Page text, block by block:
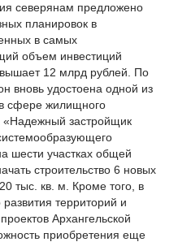
северянам предложено
планировок в
в самых
объем инвестиций
12 млрд рублей. По
вновь удостоена одной из
сфере жилищного
«Надежный застройщик
шести участках общей
строительство 6 новых
тыс. кв. м. Кроме того, в
территорий и
Архангельской
приобретения еще